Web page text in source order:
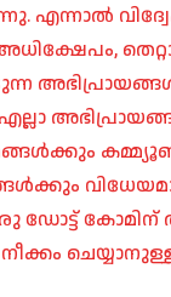
എന്നാൽ
ഡോട്ട് കോമിന്